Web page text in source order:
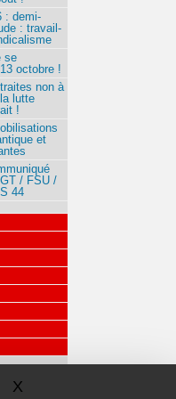
X
: demi-
: travail-
se
octobre !
non à
lutte
!
et
/ FSU /
44